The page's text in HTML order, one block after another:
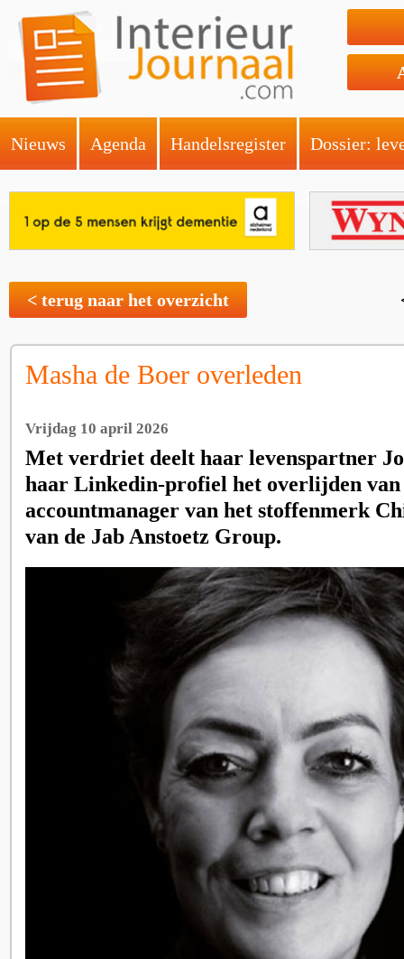
Nieuws Agenda Handelsregister Dossier:
< terug naar het overzicht
Masha de Boer overleden
Vrijdag 10 april 2026
Met verdriet deelt haar levenspartner
haar Linkedin-profiel het overlijden van
accountmanager van het stoffenmerk
van de Jab Anstoetz Group.